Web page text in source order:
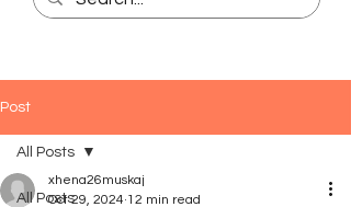
Post
All Posts
All Posts
xhena26muskaj
Oct 29, 2024 12 min read